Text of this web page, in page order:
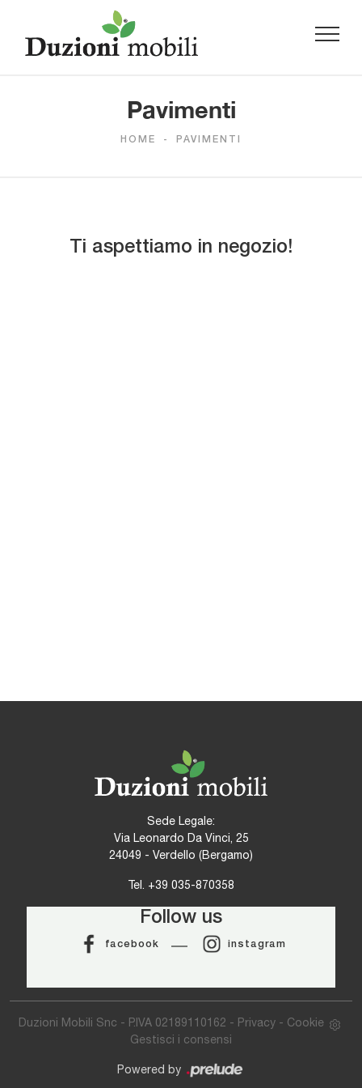
Pavimenti
HOME - PAVIMENTI
Ti aspettiamo in negozio!
Sede Legale:
Via Leonardo Da Vinci, 25
24049 - Verdello (Bergamo)
Tel. +39 035-870358
Follow us
facebook instagram
Duzioni Mobili Snc - P.IVA 02189110162 - Privacy- Cookie
Gestisci i consensi
Powered by